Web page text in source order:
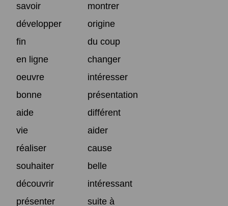
savoir
montrer
développer
origine
fin
du coup
en ligne
changer
oeuvre
intéresser
bonne
présentation
aide
différent
vie
aider
réaliser
cause
souhaiter
belle
découvrir
intéressant
présenter
suite à